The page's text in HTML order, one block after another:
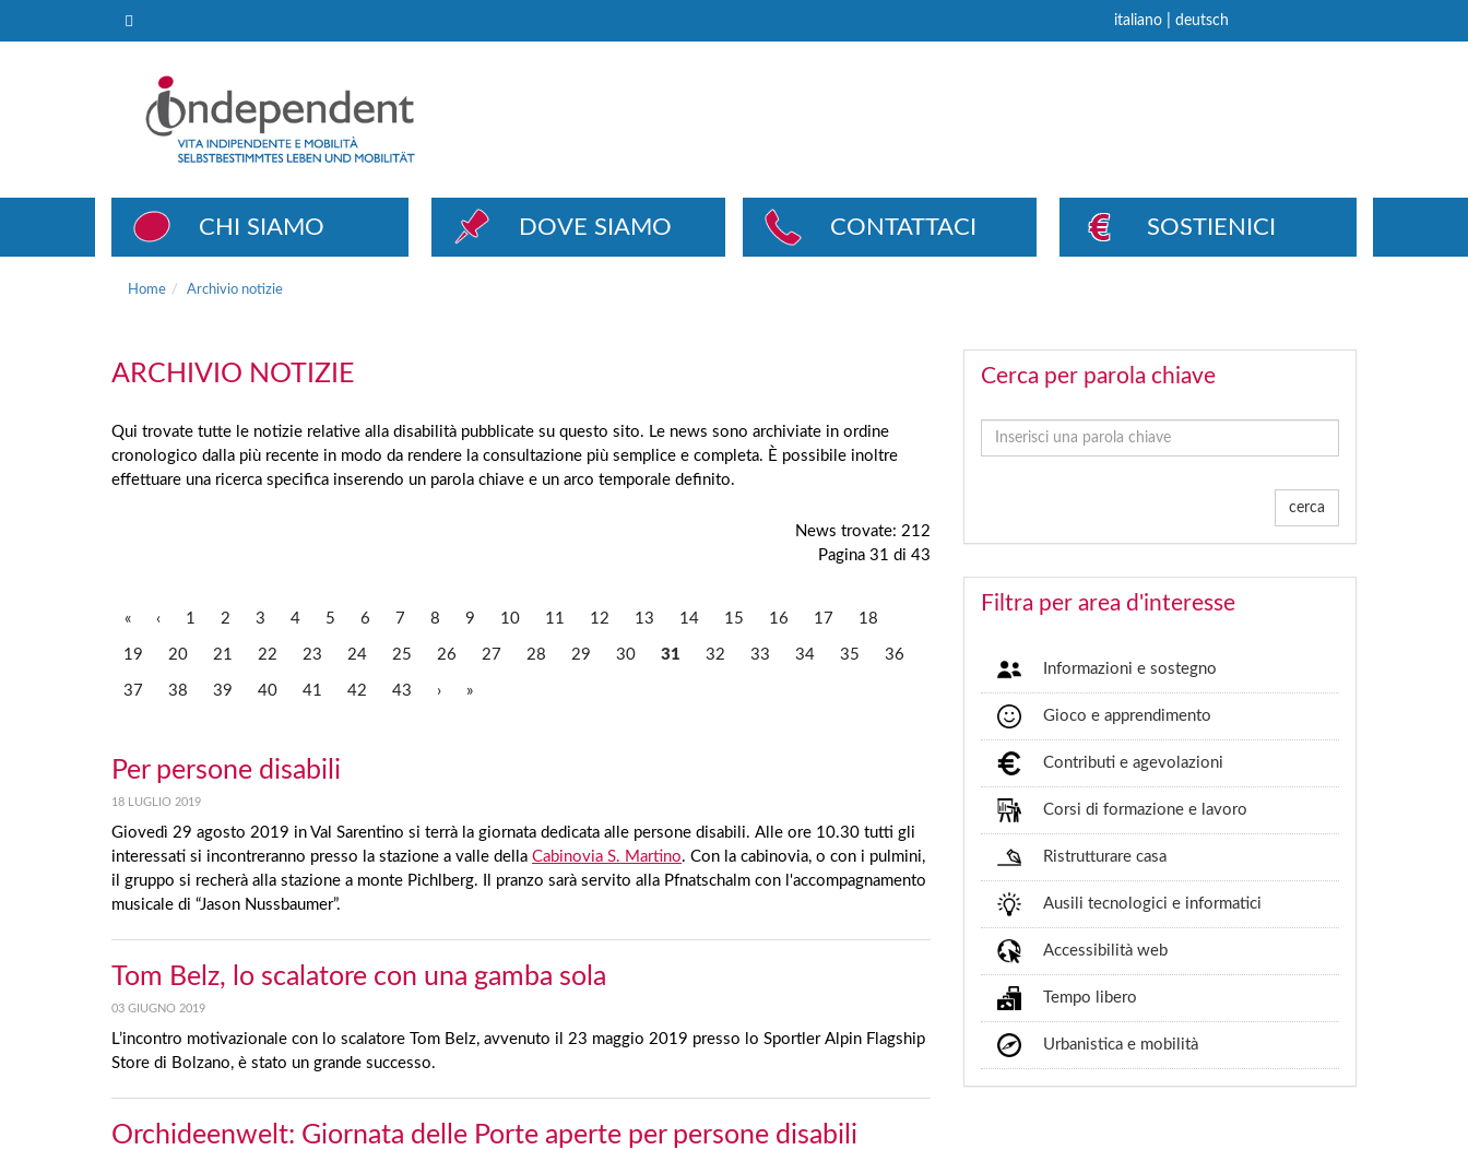
italiano| deutsch
CHI SIAMO DOVE SIAMO CONTATTACI SOSTIENICI
Home Archivio notizie
ARCHIVIO NOTIZIE
Qui trovate tutte le notizie relative alla disabilità pubblicate su questo sito. Le news sono archiviate in ordine
cronologico dalla più recente in modo da rendere la consultazione più semplice e completa. È possibile inoltre
effettuare una ricerca specifica inserendo un parola chiave e un arco temporale definito.
News trovate: 212
Pagina 31 di 43
« ‹ 1 2 3 4 5 6 7 8 9 10 11 12 13 14 15 16 17 18
19 20 21 22 23 24 25 26 27 28 29 30 31 32 33 34 35 36
37 38 39 40 41 42 43 › »
Per persone disabili
18 LUGLIO 2019
Giovedì 29 agosto 2019 in Val Sarentino si terrà la giornata dedicata alle persone disabili. Alle ore 10.30 tutti gli
interessati si incontreranno presso la stazione a valle della Cabinovia S. Martino. Con la cabinovia, o con i pulmini,
il gruppo si recherà alla stazione a monte Pichlberg. Il pranzo sarà servito alla Pfnatschalm con l'accompagnamento
musicale di “Jason Nussbaumer”.
Tom Belz, lo scalatore con una gamba sola
03 GIUGNO 2019
L’incontro motivazionale con lo scalatore Tom Belz, avvenuto il 23 maggio 2019 presso lo Sportler Alpin Flagship
Store di Bolzano, è stato un grande successo.
Orchideenwelt: Giornata delle Porte aperte per persone disabili
Cerca per parola chiave
cerca
Filtra per area d'interesse
Informazioni e sostegno
Gioco e apprendimento
Contributi e agevolazioni
Corsi di formazione e lavoro
Ristrutturare casa
Ausili tecnologici e informatici
Accessibilità web
Tempo libero
Urbanistica e mobilità